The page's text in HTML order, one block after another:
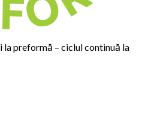
la preformă – ciclul continuă la